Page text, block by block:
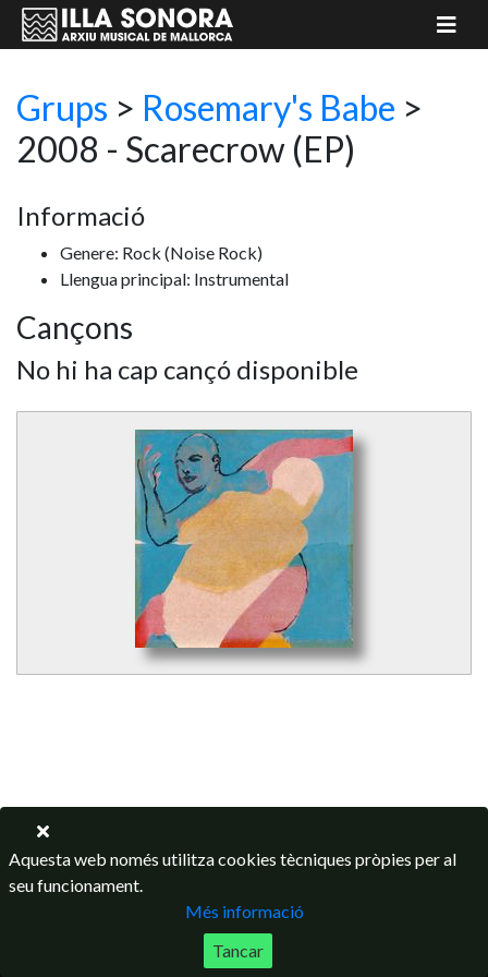
Grups > Rosemary's Babe >
2008 - Scarecrow (EP)
Informació
Genere: Rock (Noise Rock)
Llengua principal: Instrumental
Cançons
No hi ha cap cançó disponible
Aquesta web només utilitza cookies tècniques pròpies per al
seu funcionament.
Més informació
Tancar